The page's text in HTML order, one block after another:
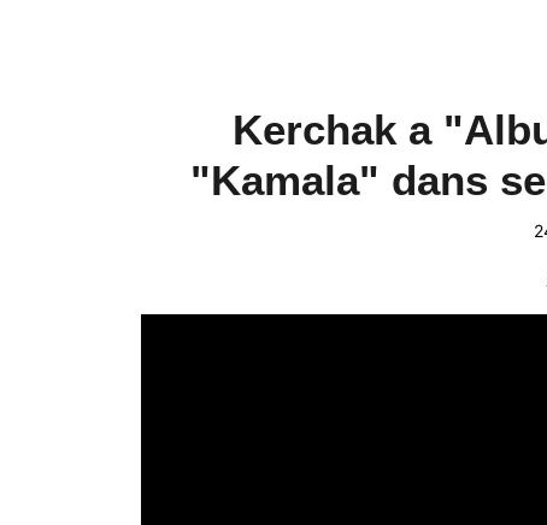
Kerchak a
"Kamala" dans